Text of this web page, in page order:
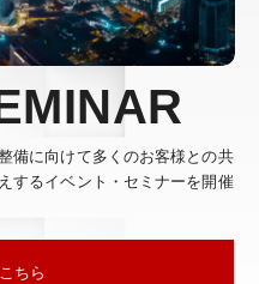
備に向けて多くのお客様との共
するイベント・セミナーを開催
ちら